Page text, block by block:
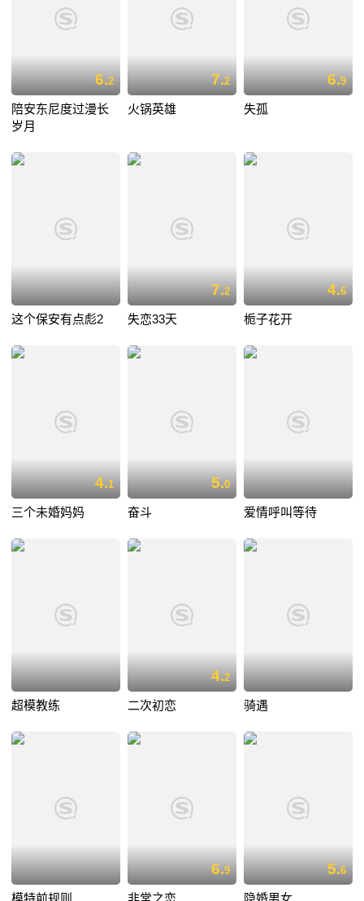
6.2
陪安东尼度过漫长
岁月
7.2
火锅英雄
6.9
失孤
这个保安有点彪2
7.2
失恋33天
4.6
栀子花开
4.1
三个未婚妈妈
5.0
奋斗 爱情呼叫等待
超模教练
4.2
二次初恋 骑遇
6.9 5.6